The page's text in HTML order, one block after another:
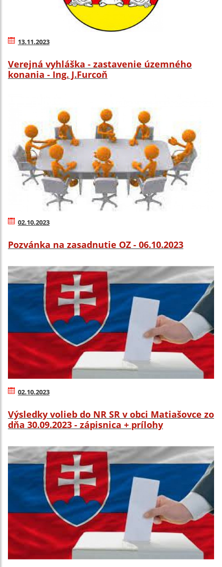
13.11.2023
Verejná vyhláška - zastavenie územného
konania - Ing. J.Furcoň
02.10.2023
Pozvánka na zasadnutie OZ - 06.10.2023
02.10.2023
Výsledky volieb do NR SR v obci Matiašovce zo
dňa 30.09.2023 - zápisnica + prílohy